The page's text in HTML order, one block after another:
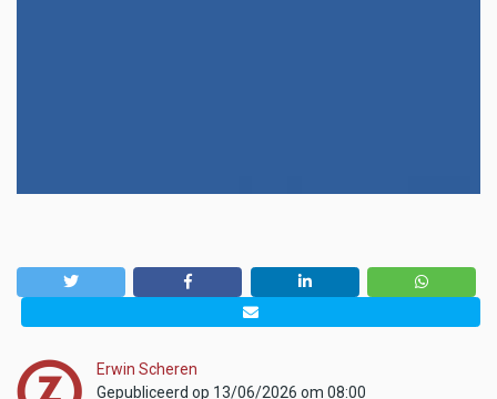
Erwin Scheren
Gepubliceerd op 13/06/2026 om 08:00